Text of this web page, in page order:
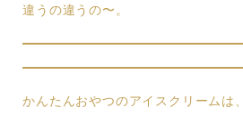
違うの違うの〜。
かんたんおやつのアイスクリームは、